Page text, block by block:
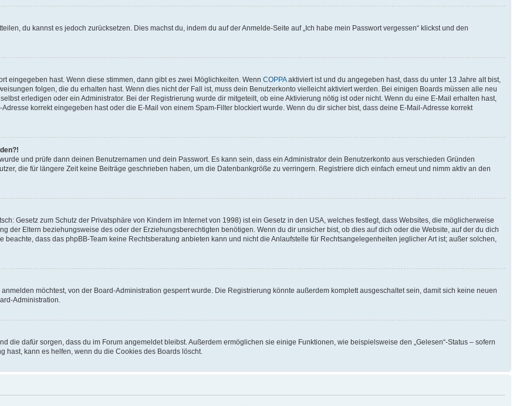
du kannst es jedoch zurücksetzen. Dies machst du, indem du auf der Anmelde-Seite auf „Ich habe mein Passwort vergessen“ klickst und den
eingegeben hast. Wenn diese stimmen, dann gibt es zwei Möglichkeiten. Wenn COPPAaktiviert ist und du angegeben hast, dass du unter 13 Jahre alt bist,
folgen, die du erhalten hast. Wenn dies nicht der Fall ist, muss dein Benutzerkonto vielleicht aktiviert werden. Bei einigen Boards müssen alle neu
erledigen oder ein Administrator. Bei der Registrierung wurde dir mitgeteilt, ob eine Aktivierung nötig ist oder nicht. Wenn du eine E-Mail erhalten hast,
korrekt eingegeben hast oder die E-Mail von einem Spam-Filter blockiert wurde. Wenn du dir sicher bist, dass deine E-Mail-Adresse korrekt
und prüfe dann deinen Benutzernamen und dein Passwort. Es kann sein, dass ein Administrator dein Benutzerkonto aus verschieden Gründen
die für längere Zeit keine Beiträge geschrieben haben, um die Datenbankgröße zu verringern. Registriere dich einfach erneut und nimm aktiv an den
Gesetz zum Schutz der Privatsphäre von Kindern im Internet von 1998) ist ein Gesetz in den USA, welches festlegt, dass Websites, die möglicherweise
der Eltern beziehungsweise des oder der Erziehungsberechtigten benötigen. Wenn du dir unsicher bist, ob dies auf dich oder die Website, auf der du dich
dass das phpBB-Team keine Rechtsberatung anbieten kann und nicht die Anlaufstelle für Rechtsangelegenheiten jeglicher Art ist; außer solchen,
möchtest, von der Board-Administration gesperrt wurde. Die Registrierung könnte außerdem komplett ausgeschaltet sein, damit sich keine neuen
Administration.
die dafür sorgen, dass du im Forum angemeldet bleibst. Außerdem ermöglichen sie einige Funktionen, wie beispielsweise den „Gelesen“-Status – sofern
hast, kann es helfen, wenn du die Cookies des Boards löscht.